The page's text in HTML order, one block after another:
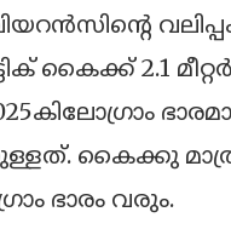
കൈക്ക് 2.1
കൈക്കു
ഭാരം വരും.